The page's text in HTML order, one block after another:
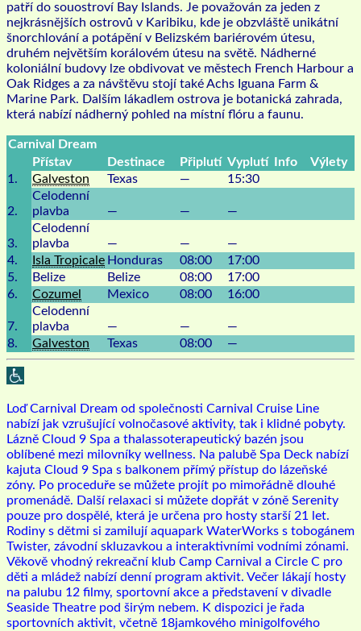
patří do souostroví Bay Islands. Je považován za jeden z
nejkrásnějších ostrovů v Karibiku, kde je obzvláště unikátní
šnorchlování a potápění v Belizském bariérovém útesu,
druhém největším korálovém útesu na světě. Nádherné
koloniální budovy lze obdivovat ve městech French Harbour a
Oak Ridges a za návštěvu stojí také Achs Iguana Farm &
Marine Park. Dalším lákadlem ostrova je botanická zahrada,
která nabízí nádherný pohled na místní flóru a faunu.
Carnival Dream
Přístav
Destinace Připlutí Vyplutí Info
Výlety
1.
Galveston Texas — 15:30
2.
Celodenní
plavba
— — —
3.
Celodenní
plavba
— —
—
4.
Isla Tropicale Honduras 08:00
17:00
5.
Belize Belize 08:00
17:00
6.
Cozumel Mexico 08:00 16:00
7.
Celodenní
plavba
— —
—
8.
Galveston Texas 08:00 —
Loď Carnival Dream od společnosti Carnival Cruise Line
nabízí jak vzrušující volnočasové aktivity, tak i klidné pobyty.
Lázně Cloud 9 Spa a thalassoterapeutický bazén jsou
oblíbené mezi milovníky wellness. Na palubě Spa Deck nabízí
kajuta Cloud 9 Spa s balkonem přímý přístup do lázeňské
zóny. Po proceduře se můžete projít po mimořádně dlouhé
promenádě. Další relaxaci si můžete dopřát v zóně Serenity
pouze pro dospělé, která je určena pro hosty starší 21 let.
Rodiny s dětmi si zamilují aquapark WaterWorks s tobogánem
Twister, závodní skluzavkou a interaktivními vodními zónami.
Věkově vhodný rekreační klub Camp Carnival a Circle C pro
děti a mládež nabízí denní program aktivit. Večer lákají hosty
na palubu 12 filmy, sportovní akce a představení v divadle
Seaside Theatre pod širým nebem. K dispozici je řada
sportovních aktivit, včetně 18jamkového minigolfového